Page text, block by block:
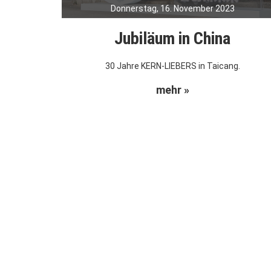
Donnerstag, 16. November 2023
Jubiläum in China
30 Jahre KERN-LIEBERS in Taicang.
mehr »